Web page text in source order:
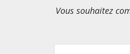
Vous souhaitez